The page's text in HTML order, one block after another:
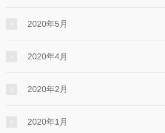
2020年5月
2020年4月
2020年2月
2020年1月